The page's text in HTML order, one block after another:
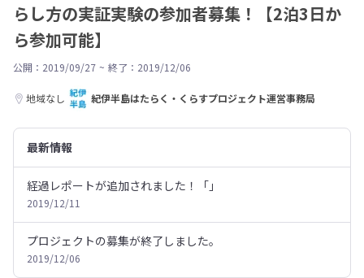
らし方の実証実験の参加者募集！【2泊3日か
ら参加可能】
公開：2019/09/27 ~ 終了：2019/12/06
地域なし 紀伊半島はたらく・くらすプロジェクト運営事務局
最新情報
経過レポートが追加されました！「」
2019/12/11
プロジェクトの募集が終了しました。
2019/12/06